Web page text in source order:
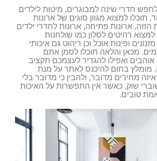
חדרי שינה למבוגרים, מיטות לילדים
תוכלו למצוא מגוון סוגים של ארונות
הזזה, ארונות פתיחה, ארונות לחדרי ילדים
למצוא רהיטים לסלון כמו שולחנות
ופינות אוכל וכן ריהוט גם איכותי
מכאן והלאה תוכלו לסמן אתם
ואפילו להגדיר לעצמכם תקציב
מומלץ בחום להיכנס לאתר על מנת
מחירים מדובר, ולהבין כי מדובר בלי
שוק, כאשר אין התפשרות על האיכות
טובים.